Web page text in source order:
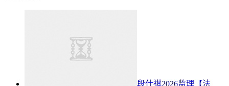
段仕祺2026监理【法